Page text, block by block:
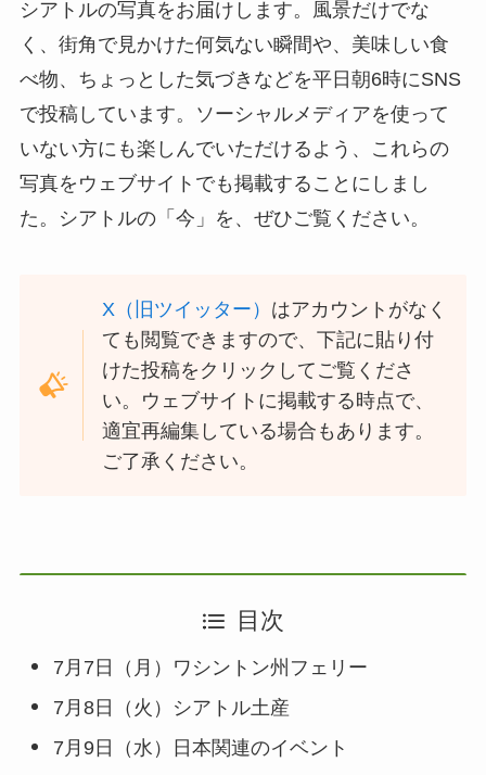
シアトルの写真をお届けします。風景だけでな
く、街角で見かけた何気ない瞬間や、美味しい食
べ物、ちょっとした気づきなどを平日朝6時にSNS
で投稿しています。ソーシャルメディアを使って
いない方にも楽しんでいただけるよう、これらの
写真をウェブサイトでも掲載することにしまし
た。シアトルの「今」を、ぜひご覧ください。
X（旧ツイッター） はアカウントがなく
ても閲覧できますので、下記に貼り付
けた投稿をクリックしてご覧くださ
い。ウェブサイトに掲載する時点で、
適宜再編集している場合もあります。
ご了承ください。
目次
7月7日（月）ワシントン州フェリー
7月8日（火）シアトル土産
7月9日（水）日本関連のイベント